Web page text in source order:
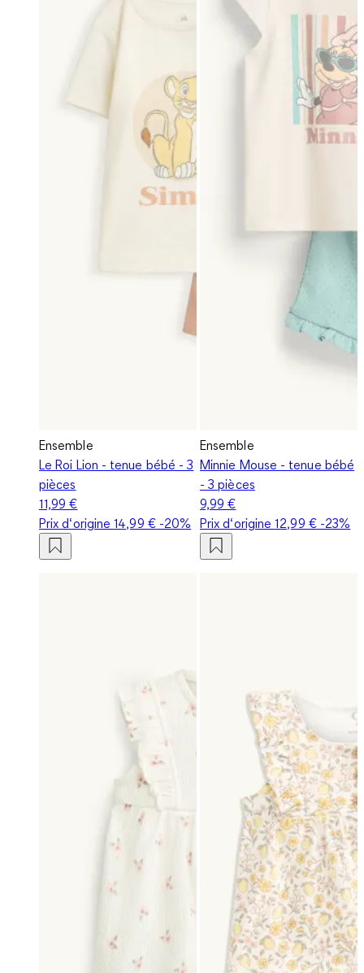
Ensemble
Le Roi Lion - tenue bébé - 3
pièces
11,99 €
Prix d‘origine14,99 €-20%
Ensemble
Minnie Mouse - tenue bébé
- 3 pièces
9,99 €
Prix d‘origine12,99 €-23%